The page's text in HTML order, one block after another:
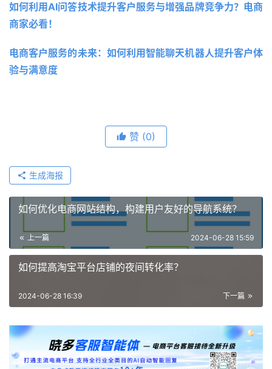
如何利用AI问答技术提升客户服务与增强品牌竞争力？电商
商家必看！
电商客户服务的未来：如何利用智能聊天机器人提升客户体
验与满意度
赞 (0)
生成海报
如何优化电商网站结构，构建用户友好的导航系统？
上一篇 2024-06-28 15:59
如何提高淘宝平台店铺的夜间转化率？
下一篇
2024-06-28 16:39